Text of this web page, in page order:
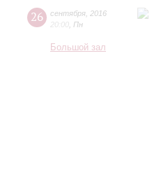
26 сентября 2016
20:00 Пн
Большой зал